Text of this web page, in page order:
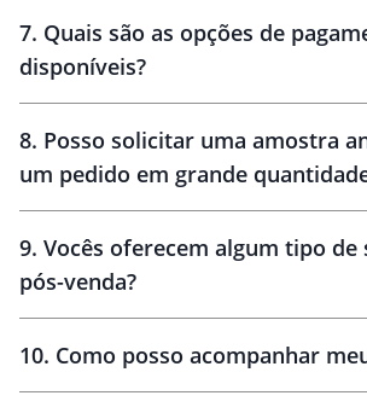
10 dias
brinde
7. Quais são as opções de
disponíveis?
8. Posso solicitar uma amostra
um pedido em grande
9. Vocês oferecem algum tipo de
pós-venda?
10. Como posso acompanhar